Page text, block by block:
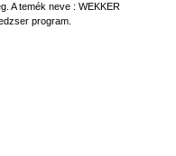
A temék neve : WEKKER
program.